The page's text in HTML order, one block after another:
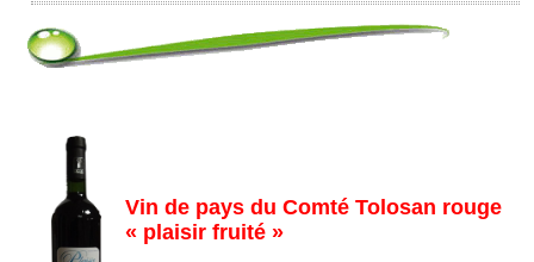
Vin de pays du Comté Tolosan rouge
« plaisir fruité »